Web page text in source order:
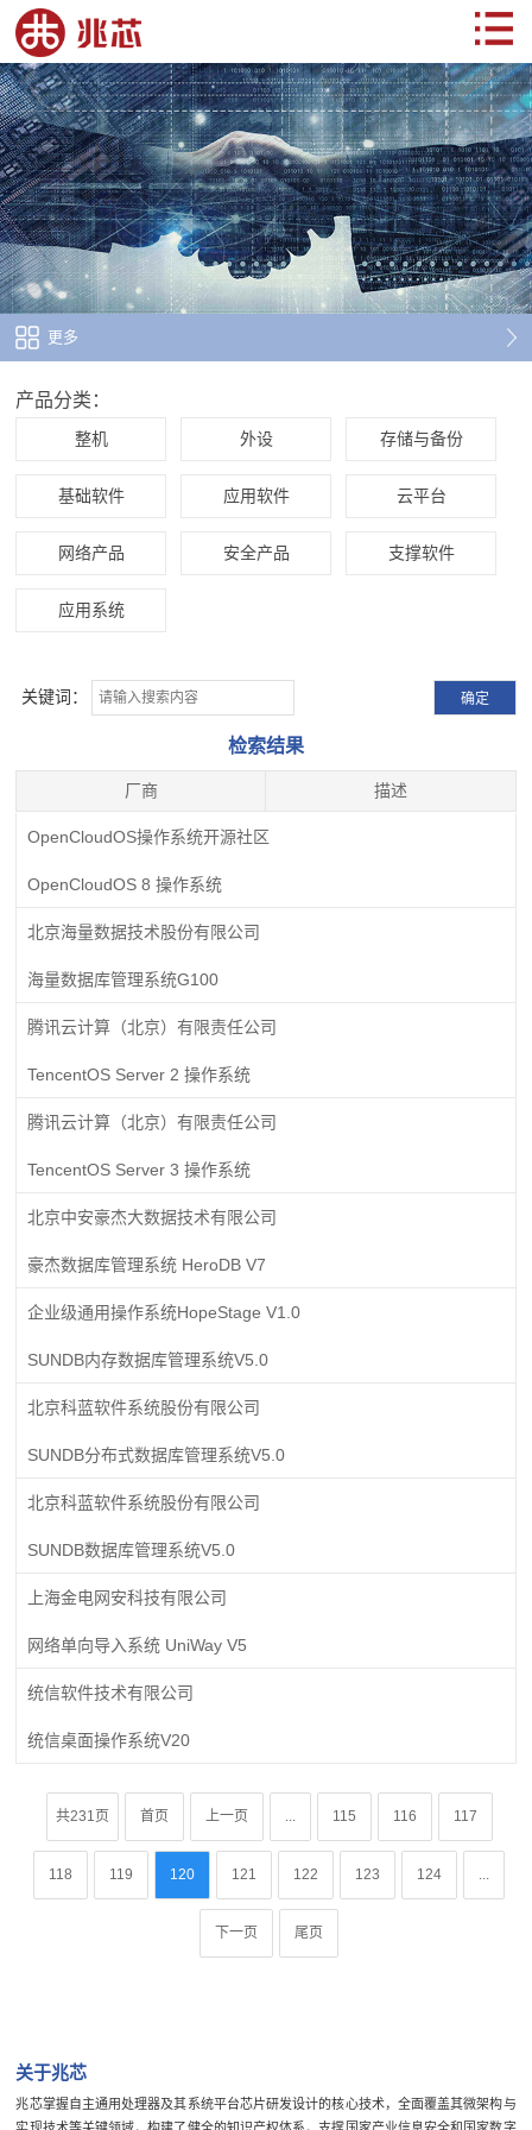
更多
检索结果
厂商 描述
产品分类：
整机 外设 存储与备份
基础软件 应用软件 云平台
网络产品 安全产品 支撑软件
应用系统
关键词：
OpenCloudOS操作系统开源社区
OpenCloudOS 8 操作系统
北京海量数据技术股份有限公司
海量数据库管理系统G100
腾讯云计算（北京）有限责任公司
TencentOS Server 2 操作系统
腾讯云计算（北京）有限责任公司
TencentOS Server 3 操作系统
北京中安豪杰大数据技术有限公司
豪杰数据库管理系统 HeroDB V7
企业级通用操作系统HopeStage V1.0
SUNDB内存数据库管理系统V5.0
北京科蓝软件系统股份有限公司
SUNDB分布式数据库管理系统V5.0
北京科蓝软件系统股份有限公司
SUNDB数据库管理系统V5.0
上海金电网安科技有限公司
网络单向导入系统 UniWay V5
统信软件技术有限公司
统信桌面操作系统V20
共231页 首页 上一页 115 116 117
118 119 120 121 122 123 124
下一页 尾页
关于兆芯
兆芯掌握自主通用处理器及其系统平台芯片研发设计的核心技术，全面覆盖其微架构与